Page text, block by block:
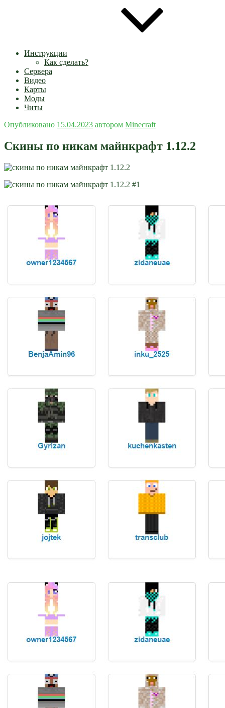
Инструкции
Как сделать?
Сервера
Видео
Карты
Моды
Читы
Опубликовано 15.04.2023 автором Minecraft
Скины по никам майнкрафт 1.12.2